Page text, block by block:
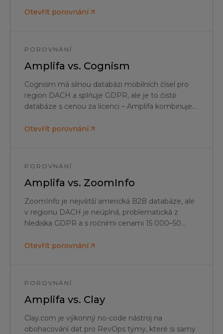
Otevřít porovnání
POROVNÁNÍ
Amplifa vs. Cognism
Cognism má silnou databázi mobilních čísel pro
region DACH a splňuje GDPR, ale je to čistě
databáze s cenou za licenci – Amplifa kombinuje
cenu.
Otevřít porovnání
POROVNÁNÍ
Amplifa vs. ZoomInfo
ZoomInfo je největší americká B2B databáze, ale
v regionu DACH je neúplná, problematická z
hlediska GDPR a s ročními cenami 15 000–50
€/měsíc a specializuje se na německé průmyslové
Otevřít porovnání
POROVNÁNÍ
Amplifa vs. Clay
Clay.com je výkonný no-code nástroj na
obohacování dat pro RevOps týmy, které si samy